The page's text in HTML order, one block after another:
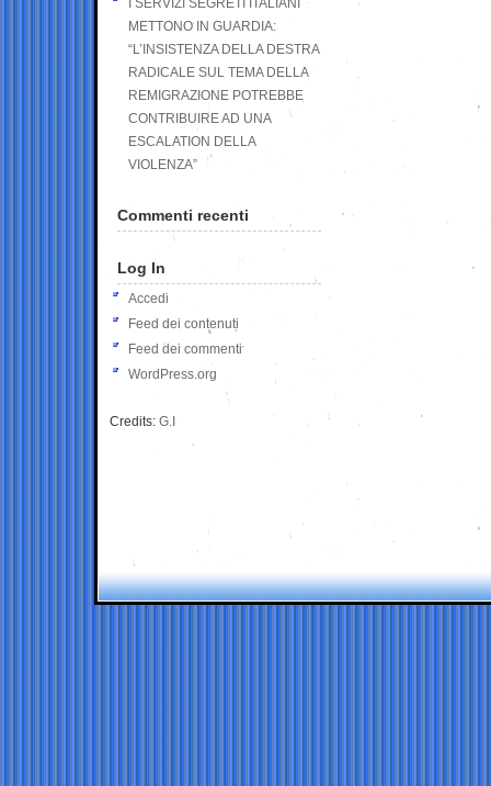
I SERVIZI SEGRETI ITALIANI
METTONO IN GUARDIA:
“L’INSISTENZA DELLA DESTRA
RADICALE SUL TEMA DELLA
REMIGRAZIONE POTREBBE
CONTRIBUIRE AD UNA
ESCALATION DELLA
VIOLENZA”
Commenti recenti
Log In
Accedi
Feed dei contenuti
Feed dei commenti
WordPress.org
Credits: G.I